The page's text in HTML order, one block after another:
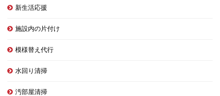
新生活応援
施設内の片付け
模様替え代行
水回り清掃
汚部屋清掃